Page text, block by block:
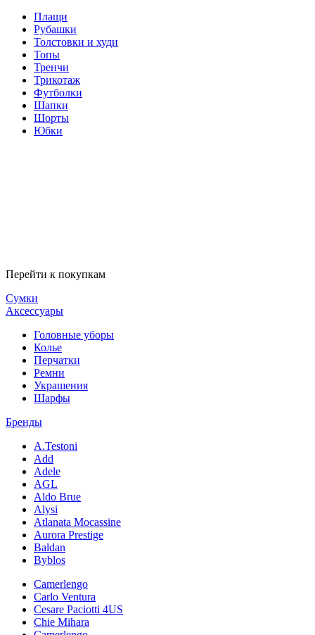
Плащи
Рубашки
Толстовки и худи
Топы
Тренчи
Трикотаж
Футболки
Шапки
Шорты
Юбки
Перейти к покупкам
Сумки
Аксессуары
Головные уборы
Колье
Перчатки
Ремни
Украшения
Шарфы
Бренды
A.Testoni
Add
Adele
AGL
Aldo Brue
Alysi
Atlanata Mocassine
Aurora Prestige
Baldan
Byblos
Camerlengo
Carlo Ventura
Cesare Paciotti 4US
Chie Mihara